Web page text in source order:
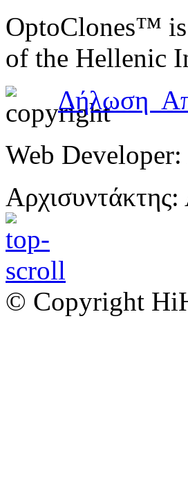
OptoClones™ is
of the Hellenic
Δήλωση
Web
© Copyright